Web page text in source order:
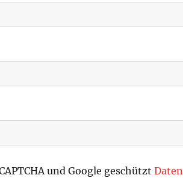
und Google geschützt